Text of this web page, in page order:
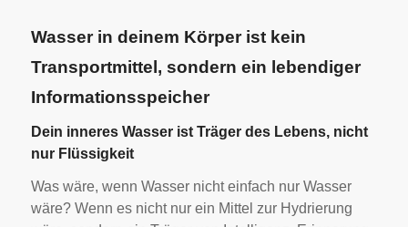
Wasser in deinem Körper ist kein
Transportmittel, sondern ein lebendiger
Informationsspeicher
Dein inneres Wasser ist Träger des Lebens, nicht
nur Flüssigkeit
Was wäre, wenn Wasser nicht einfach nur Wasser
wäre? Wenn es nicht nur ein Mittel zur Hydrierung